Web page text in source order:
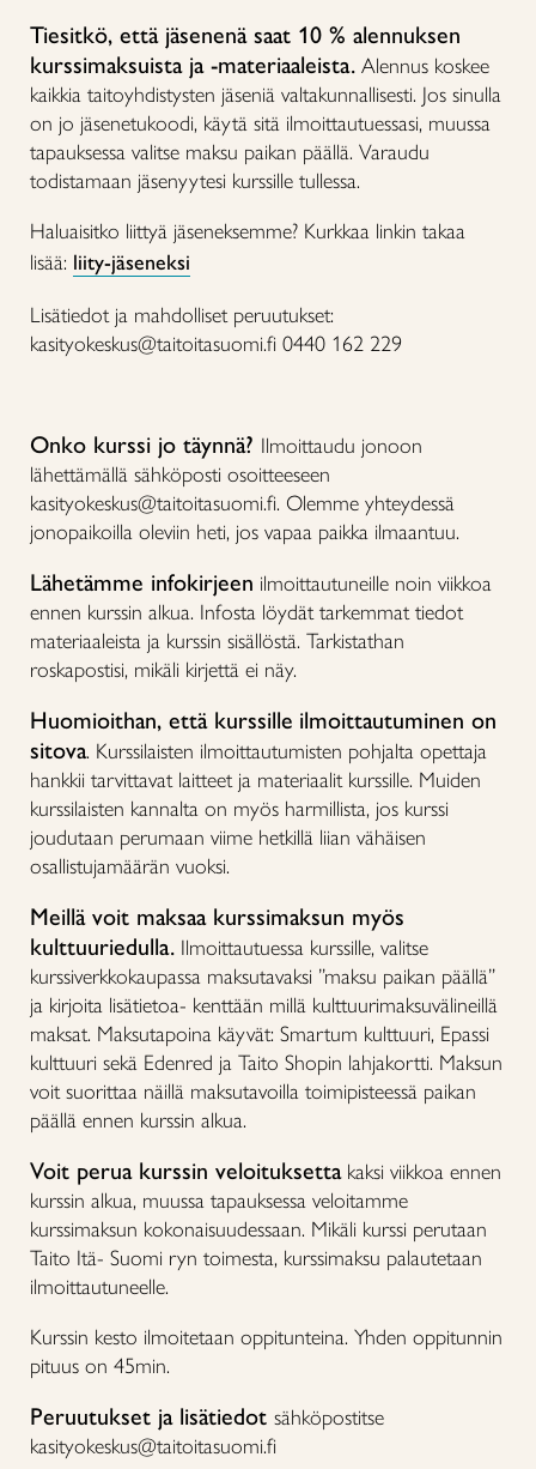
Tiesitkö, että jäsenenä saat 10 % alennuksen
kurssimaksuista ja -materiaaleista. Alennus koskee
kaikkia taitoyhdistysten jäseniä valtakunnallisesti. Jos sinulla
on jo jäsenetukoodi, käytä sitä ilmoittautuessasi, muussa
tapauksessa valitse maksu paikan päällä. Varaudu
todistamaan jäsenyytesi kurssille tullessa.
Haluaisitko liittyä jäseneksemme? Kurkkaa linkin takaa
lisää: liity-jäseneksi
Lisätiedot ja mahdolliset peruutukset:
kasityokeskus@taitoitasuomi.fi 0440 162 229
Onko kurssi jo täynnä? Ilmoittaudu jonoon
lähettämällä sähköposti osoitteeseen
kasityokeskus@taitoitasuomi.fi. Olemme yhteydessä
jonopaikoilla oleviin heti, jos vapaa paikka ilmaantuu.
Lähetämme infokirjeen ilmoittautuneille noin viikkoa
ennen kurssin alkua. Infosta löydät tarkemmat tiedot
materiaaleista ja kurssin sisällöstä. Tarkistathan
roskapostisi, mikäli kirjettä ei näy.
Huomioithan, että kurssille ilmoittautuminen on
sitova. Kurssilaisten ilmoittautumisten pohjalta opettaja
hankkii tarvittavat laitteet ja materiaalit kurssille. Muiden
kurssilaisten kannalta on myös harmillista, jos kurssi
joudutaan perumaan viime hetkillä liian vähäisen
osallistujamäärän vuoksi.
Meillä voit maksaa kurssimaksun myös
kulttuuriedulla. Ilmoittautuessa kurssille, valitse
kurssiverkkokaupassa maksutavaksi ”maksu paikan päällä”
ja kirjoita lisätietoa- kenttään millä kulttuurimaksuvälineillä
maksat. Maksutapoina käyvät: Smartum kulttuuri, Epassi
kulttuuri sekä Edenred ja Taito Shopin lahjakortti. Maksun
voit suorittaa näillä maksutavoilla toimipisteessä paikan
päällä ennen kurssin alkua.
Voit perua kurssin veloituksettakaksi viikkoa ennen
kurssin alkua, muussa tapauksessa veloitamme
kurssimaksun kokonaisuudessaan. Mikäli kurssi perutaan
Taito Itä- Suomi ryn toimesta, kurssimaksu palautetaan
ilmoittautuneelle.
Kurssin kesto ilmoitetaan oppitunteina. Yhden oppitunnin
pituus on 45min.
Peruutukset ja lisätiedot sähköpostitse
kasityokeskus@taitoitasuomi.fi